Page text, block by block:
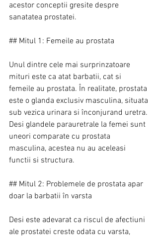
acestor conceptii gresite despre
sanatatea prostatei.
## Mitul 1: Femeile au prostata
Unul dintre cele mai surprinzatoare
mituri este ca atat barbatii, cat si
femeile au prostata. În realitate, prostata
este o glanda exclusiv masculina, situata
sub vezica urinara si înconjurand uretra.
Desi glandele parauretrale la femei sunt
uneori comparate cu prostata
masculina, acestea nu au aceleasi
functii si structura.
## Mitul 2: Problemele de prostata apar
doar la barbatii în varsta
Desi este adevarat ca riscul de afectiuni
ale prostatei creste odata cu varsta,